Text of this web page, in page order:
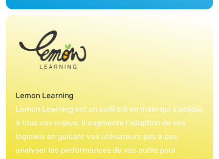
Lemon Learning
Lemon Learning est un outil clé en main qui s'adapte
à tous vos enjeux. Il augmente l’adoption de vos
logiciels en guidant vos utilisateurs pas à pas,
analyser les performances de vos outils pour